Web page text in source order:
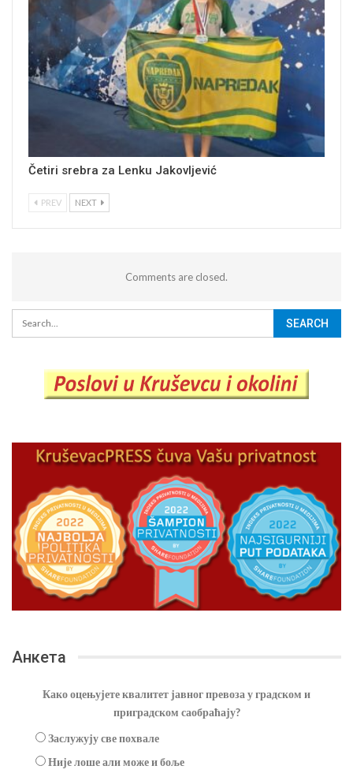
Četiri srebra za Lenku Jakovljević
PREV NEXT
Comments are closed.
Анкета
Како оцењујете квалитет јавног превоза у градском и
приградском саобраћају?
Заслужују све похвале
Није лоше али може и боље